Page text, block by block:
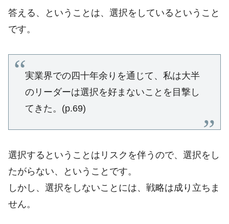
答える、ということは、選択をしているということ
です。
実業界での四十年余りを通じて、私は大半
のリーダーは選択を好まないことを目撃し
てきた。(p.69)
選択するということはリスクを伴うので、選択をし
たがらない、ということです。
しかし、選択をしないことには、戦略は成り立ちま
せん。